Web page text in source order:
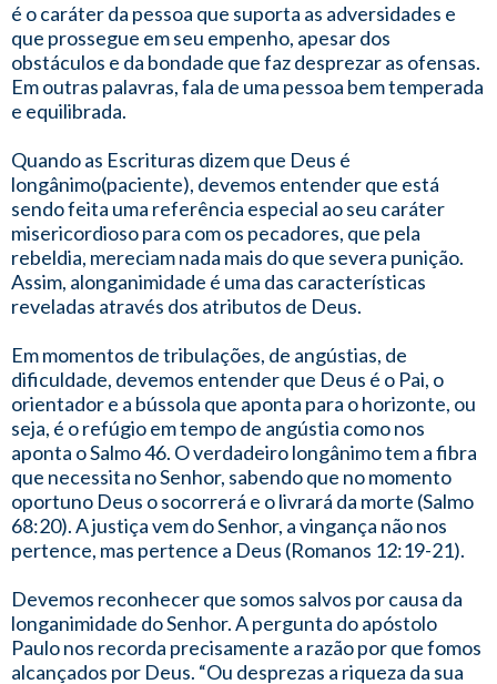
é o caráter da pessoa que suporta as adversidades e
que prossegue em seu empenho, apesar dos
obstáculos e da bondade que faz desprezar as ofensas.
Em outras palavras, fala de uma pessoa bem temperada
e equilibrada.
Quando as Escrituras dizem que Deus é
longânimo(paciente), devemos entender que está
sendo feita uma referência especial ao seu caráter
misericordioso para com os pecadores, que pela
rebeldia, mereciam nada mais do que severa punição.
Assim, alonganimidade é uma das características
reveladas através dos atributos de Deus.
Em momentos de tribulações, de angústias, de
dificuldade, devemos entender que Deus é o Pai, o
orientador e a bússola que aponta para o horizonte, ou
seja, é o refúgio em tempo de angústia como nos
aponta o Salmo 46. O verdadeiro longânimo tem a fibra
que necessita no Senhor, sabendo que no momento
oportuno Deus o socorrerá e o livrará da morte (Salmo
68:20). A justiça vem do Senhor, a vingança não nos
pertence, mas pertence a Deus (Romanos 12:19-21).
Devemos reconhecer que somos salvos por causa da
longanimidade do Senhor. A pergunta do apóstolo
Paulo nos recorda precisamente a razão por que fomos
alcançados por Deus. “Ou desprezas a riqueza da sua